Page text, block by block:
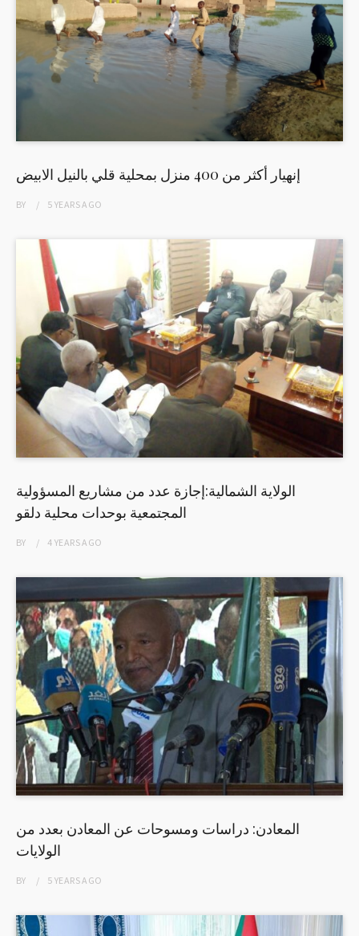
إنهيار أكثر من 400 منزل بمحلية قلي بالنيل الابيض
BY 5 YEARSAGO
الولاية الشمالية:إجازة عدد من مشاريع المسؤولية
المجتمعية بوحدات محلية دلقو
BY 4 YEARSAGO
المعادن: دراسات ومسوحات عن المعادن بعدد من
الولايات
BY 5 YEARSAGO